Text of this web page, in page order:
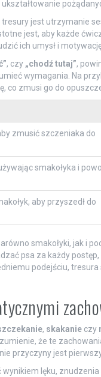
jest utrzymanie
jest, aby każde
ich umysł i
, czy „chodź tutaj”,
wymagania. Na
co zmusi go do
zmusić szczeniaka do
smakołyka i
aby przyszedł do
smakołyki, jak i
psa za każdy
podejściu,
, skakanieczy
że te
przyczyny jest
lęku,